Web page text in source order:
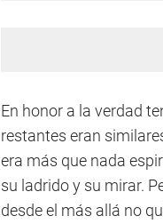
En honor a la verdad
restantes eran
era más que nada
su ladrido y su mirar.
desde el más allá no